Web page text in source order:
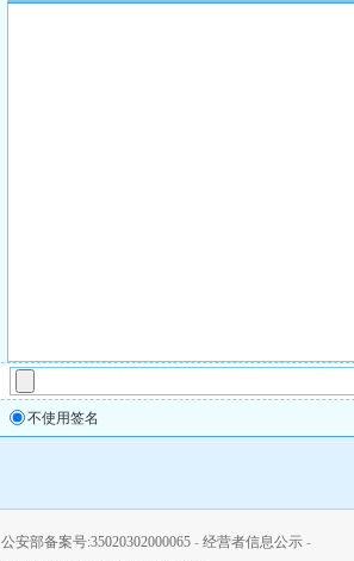
不使用签名
公安部备案号:35020302000065 - 经营者信息公示 -